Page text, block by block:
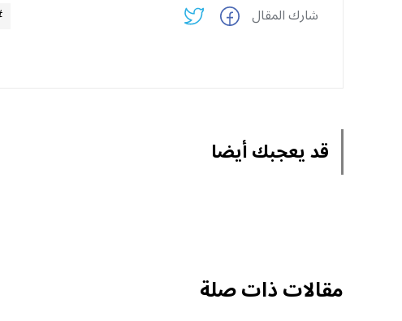
شارك المقال
قد يعجبك أيضا
مقالات ذات صلة